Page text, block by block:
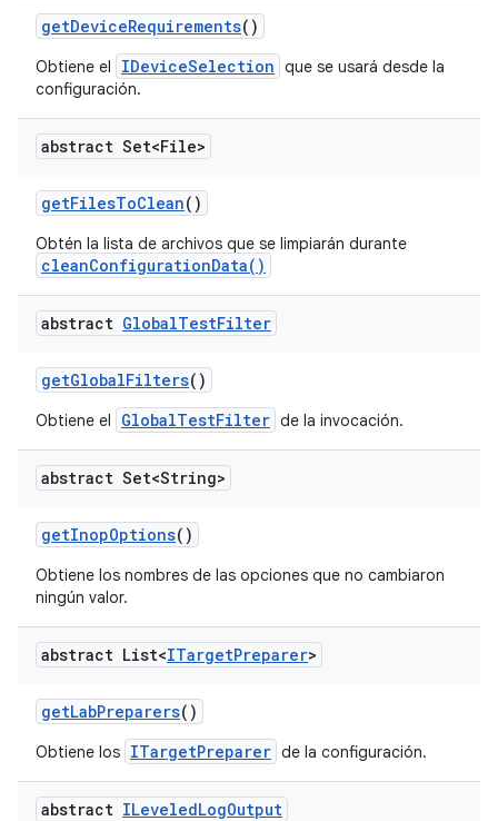
getDeviceRequirements()
Obtiene el IDeviceSelection que se usará desde la
configuración.
abstract Set<File>
getFilesToClean()
Obtén la lista de archivos que se limpiarán durante
cleanConfigurationData()
abstract GlobalTestFilter
getGlobalFilters()
Obtiene el GlobalTestFilter de la invocación.
abstract Set<String>
getInopOptions()
Obtiene los nombres de las opciones que no cambiaron
ningún valor.
abstract List<ITargetPreparer>
getLabPreparers()
Obtiene los ITargetPreparer de la configuración.
abstract ILeveledLogOutput